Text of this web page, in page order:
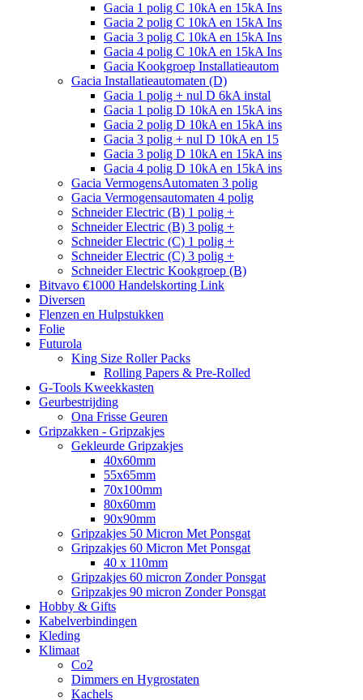
Gacia 1 polig C 10kA en 15kA Ins
Gacia 2 polig C 10kA en 15kA Ins
Gacia 3 polig C 10kA en 15kA Ins
Gacia 4 polig C 10kA en 15kA Ins
Gacia Kookgroep Installatieautom
Gacia Installatieautomaten (D)
Gacia 1 polig + nul D 6kA instal
Gacia 1 polig D 10kA en 15kA ins
Gacia 2 polig D 10kA en 15kA ins
Gacia 3 polig + nul D 10kA en 15
Gacia 3 polig D 10kA en 15kA ins
Gacia 4 polig D 10kA en 15kA ins
Gacia VermogensAutomaten 3 polig
Gacia Vermogensautomaten 4 polig
Schneider Electric (B) 1 polig +
Schneider Electric (B) 3 polig +
Schneider Electric (C) 1 polig +
Schneider Electric (C) 3 polig +
Schneider Electric Kookgroep (B)
Bitvavo €1000 Handelskorting Link
Diversen
Flenzen en Hulpstukken
Folie
Futurola
King Size Roller Packs
Rolling Papers & Pre-Rolled
G-Tools Kweekkasten
Geurbestrijding
Ona Frisse Geuren
Gripzakken - Gripzakjes
Gekleurde Gripzakjes
40x60mm
55x65mm
70x100mm
80x60mm
90x90mm
Gripzakjes 50 Micron Met Ponsgat
Gripzakjes 60 Micron Met Ponsgat
40 x 110mm
Gripzakjes 60 micron Zonder Ponsgat
Gripzakjes 90 micron Zonder Ponsgat
Hobby & Gifts
Kabelverbindingen
Kleding
Klimaat
Co2
Dimmers en Hygrostaten
Kachels